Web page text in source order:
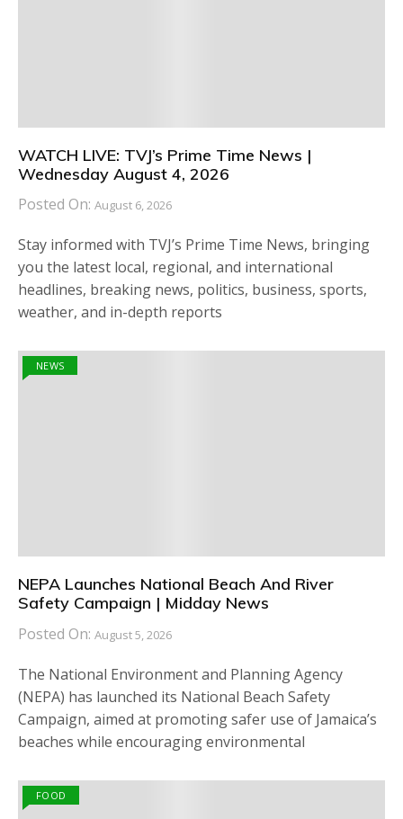
WATCH LIVE: TVJ’s Prime Time News |
Wednesday August 4, 2026
Posted On: August 6, 2026
Stay informed with TVJ’s Prime Time News, bringing
you the latest local, regional, and international
headlines, breaking news, politics, business, sports,
weather, and in-depth reports
NEWS
NEPA Launches National Beach And River
Safety Campaign | Midday News
Posted On: August 5, 2026
The National Environment and Planning Agency
(NEPA) has launched its National Beach Safety
Campaign, aimed at promoting safer use of Jamaica’s
beaches while encouraging environmental
FOOD